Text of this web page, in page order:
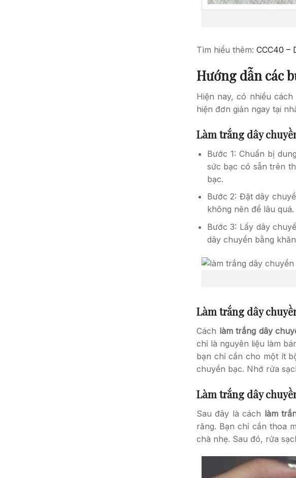
Tìm hiểu thêm: CCC40 –
Hướng dẫn các
Hiện nay, có nhiều
hiện đơn giản ngay tại
Làm trắng dây
Bước 1: Chuẩn bị
sức bạc có sẵn trên
bạc.
Bước 2: Đặt dây
không nên để lâu quá.
Bước 3: Lấy dây
dây chuyền bằng
Làm trắng dây
Cách làm trắng dây
chỉ là nguyên liệu làm
bạn chỉ cần cho một ít
chuyền bạc. Nhớ rửa
Làm trắng dây
Sau đây là cách làm
răng. Bạn chỉ cần thoa
chà nhẹ. Sau đó, rửa